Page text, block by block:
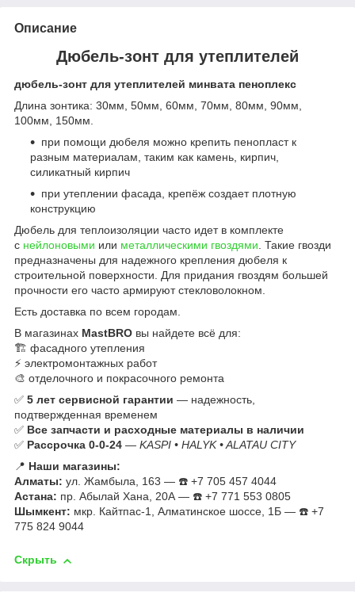
Описание
Дюбель-зонт для утеплителей
дюбель-зонт для утеплителей минвата пеноплекс
Длина зонтика: 30мм, 50мм, 60мм, 70мм, 80мм, 90мм,
100мм, 150мм.
при помощи дюбеля можно крепить пенопласт к
разным материалам, таким как камень, кирпич,
силикатный кирпич
при утеплении фасада, крепёж создает плотную
конструкцию
Дюбель для теплоизоляции часто идет в комплекте
с нейлоновыми или металлическими гвоздями. Такие гвозди
предназначены для надежного крепления дюбеля к
строительной поверхности. Для придания гвоздям большей
прочности его часто армируют стекловолокном.
Есть доставка по всем городам.
В магазинах MastBRO вы найдете всё для:
🏗️ фасадного утепления
⚡ электромонтажных работ
🎨 отделочного и покрасочного ремонта
✅ 5 лет сервисной гарантии — надежность,
подтвержденная временем
✅ Все запчасти и расходные материалы в наличии
✅ Рассрочка 0-0-24 — KASPI • HALYK • ALATAU CITY
📍 Наши магазины:
Алматы: ул. Жамбыла, 163 — ☎️ +7 705 457 4044
Астана: пр. Абылай Хана, 20А — ☎️ +7 771 553 0805
Шымкент: мкр. Кайтпас-1, Алматинское шоссе, 1Б — ☎️ +7
775 824 9044
Скрыть